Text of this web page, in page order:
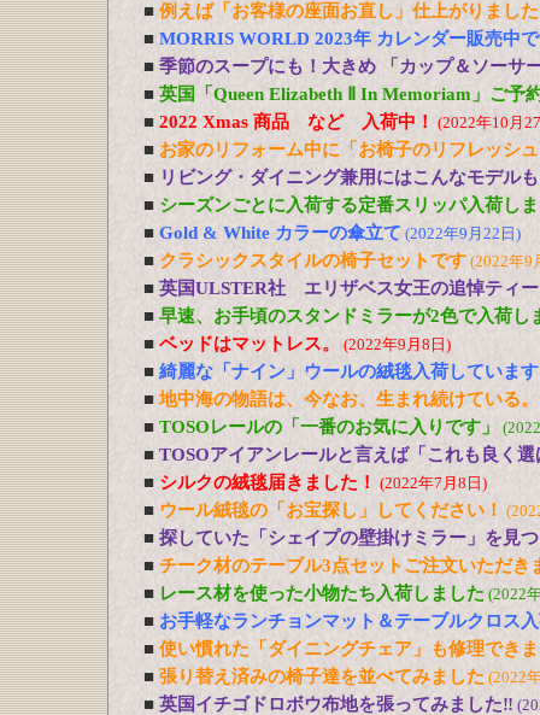
■ 例えば「お客様の座面お直し」仕上がりました
■ MORRIS WORLD 2023年 カレンダー販売中
■ 季節のスープにも！大きめ 「カップ＆ソーサ
■ 英国「Queen Elizabeth Ⅱ In Memoriam」ご予
■ 2022 Xmas 商品 など 入荷中！ (2022年10月
■ お家のリフォーム中に「お椅子のリフレッシ
■ リビング・ダイニング兼用にはこんなモデルも
■ シーズンごとに入荷する定番スリッパ入荷し
■ Gold & White カラーの傘立て (2022年9月22日)
■ クラシックスタイルの椅子セットです (2022年9
■ 英国ULSTER社 エリザベス女王の追悼ティ
■ 早速、お手頃のスタンドミラーが2色で入荷し
■ ベッドはマットレス。 (2022年9月8日)
■ 綺麗な「ナイン」ウールの絨毯入荷しています
■ 地中海の物語は、今なお、生まれ続けている
■ TOSOレールの「一番のお気に入りです」
■ TOSOアイアンレールと言えば「これも良く
■ シルクの絨毯届きました！ (2022年7月8日)
■ ウール絨毯の「お宝探し」してください！
■ 探していた「シェイプの壁掛けミラー」を見
■ チーク材のテーブル3点セットご注文いただき
■ レース材を使った小物たち入荷しました (2022
■ お手軽なランチョンマット＆テーブルクロス
■ 使い慣れた「ダイニングチェア」も修理でき
■ 張り替え済みの椅子達を並べてみました (2022
■ 英国イチゴドロボウ布地を張ってみました‼